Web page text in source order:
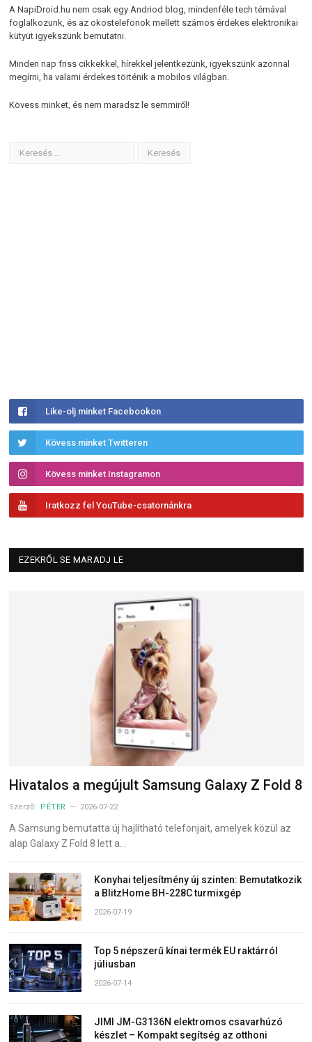
A NapiDroid.hu nem csak egy Andriod blog, mindenféle tech témával
foglalkozunk, és az okostelefonok mellett számos érdekes elektronikai
kütyüt igyekszünk bemutatni.
Minden nap friss cikkekkel, hírekkel jelentkezünk, igyekszünk azonnal
megírni, ha valami érdekes történik a mobilos világban.
Kövess minket, és nem maradsz le semmiről!
Like-olj minket Facebookon
Kövess minket Twitteren
Kövess minket Instagramon
Iratkozz fel YouTube-csatornánkra
EZEKRŐL SE MARADJ LE
Hivatalos a megújult Samsung Galaxy Z Fold 8
Szerző: PÉTER 2026-07-22
A Samsung bemutatta új hajlítható telefonjait, amelyek közül az
alap Galaxy Z Fold 8 lett a…
Konyhai teljesítmény új szinten: Bemutatkozik
a BlitzHome BH-228C turmixgép
2026-07-19
Top 5 népszerű kínai termék EU raktárról
júliusban
2026-07-14
JIMI JM-G3136N elektromos csavarhúzó
készlet – Kompakt segítség az otthoni